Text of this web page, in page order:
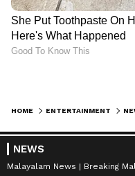
HOME ENTERTAINMENT
NEWS
Malayalam News
Breaking